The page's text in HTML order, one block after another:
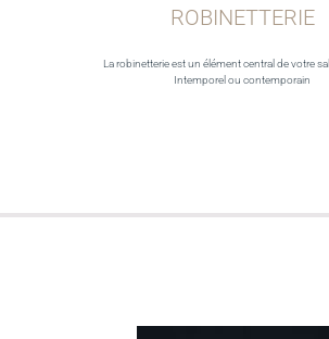
ROBINETTERIE
La robinetterie est un élément central de votre
Intemporel ou contemporain